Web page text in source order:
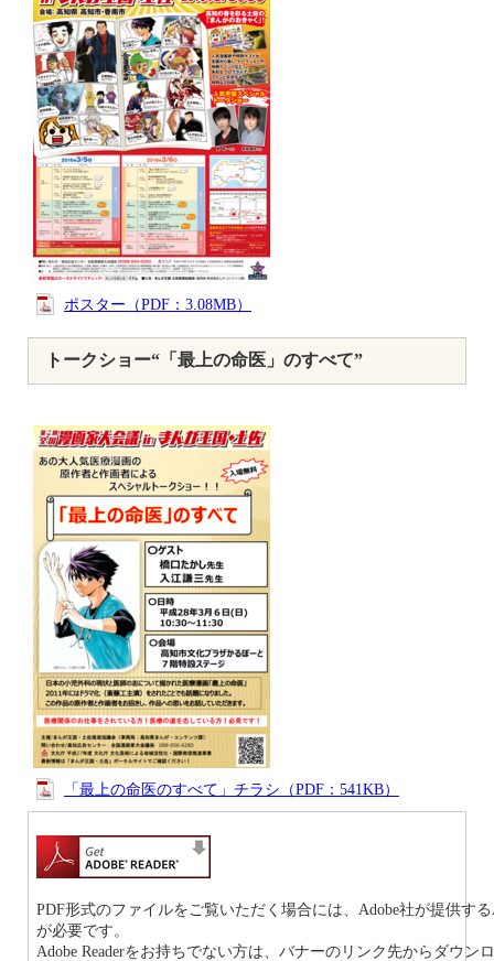
ポスター（PDF：3.08MB）
トークショー“「最上の命医」のすべて”
「最上の命医のすべて」チラシ（PDF：541KB）
PDF形式のファイルをご覧いただく場合には、Adobe社が提供する
が必要です。
Adobe Readerをお持ちでない方は、バナーのリンク先からダウン